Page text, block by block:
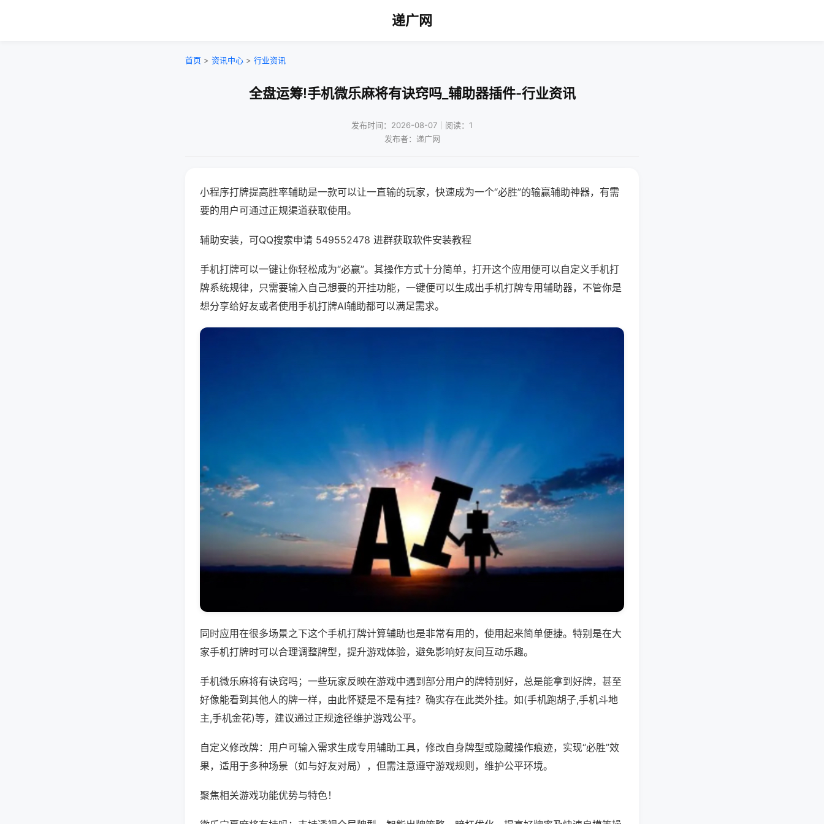
递广网
首页 > 资讯中心 > 行业资讯
全盘运筹!手机微乐麻将有诀窍吗_辅助器插件-行业资讯
发布时间：2026-08-07｜阅读：1
发布者：递广网
小程序打牌提高胜率辅助是一款可以让一直输的玩家，快速成为一个“必胜”的输赢辅助神器，有需
要的用户可通过正规渠道获取使用。
辅助安装，可QQ搜索申请 549552478 进群获取软件安装教程
手机打牌可以一键让你轻松成为“必赢”。其操作方式十分简单，打开这个应用便可以自定义手机打
牌系统规律，只需要输入自己想要的开挂功能，一键便可以生成出手机打牌专用辅助器，不管你是
想分享给好友或者使用手机打牌AI辅助都可以满足需求。
同时应用在很多场景之下这个手机打牌计算辅助也是非常有用的，使用起来简单便捷。特别是在大
家手机打牌时可以合理调整牌型，提升游戏体验，避免影响好友间互动乐趣。
手机微乐麻将有诀窍吗；一些玩家反映在游戏中遇到部分用户的牌特别好，总是能拿到好牌，甚至
好像能看到其他人的牌一样，由此怀疑是不是有挂？确实存在此类外挂。如(手机跑胡子,手机斗地
主,手机金花)等，建议通过正规途径维护游戏公平。
自定义修改牌：用户可输入需求生成专用辅助工具，修改自身牌型或隐藏操作痕迹，实现“必胜”效
果，适用于多种场景（如与好友对局），但需注意遵守游戏规则，维护公平环境。
聚焦相关游戏功能优势与特色！